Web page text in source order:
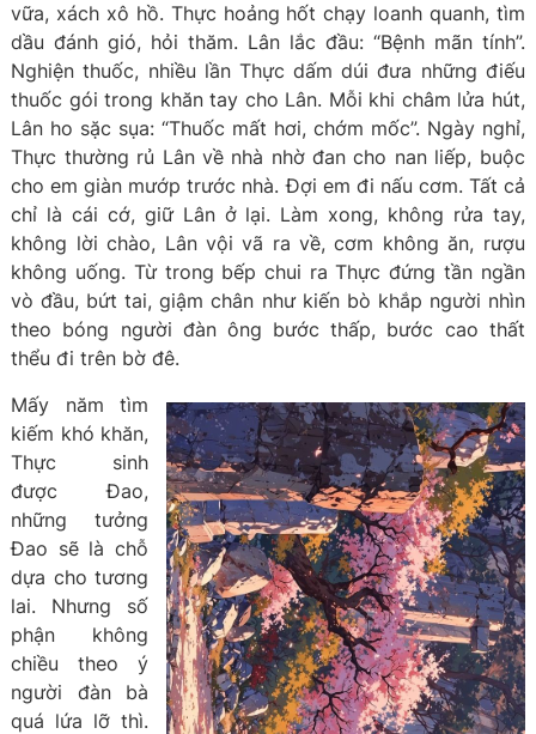
vữa, xách xô hồ. Thực hoảng hốt chạy loanh quanh, tìm
dầu đánh gió, hỏi thăm. Lân lắc đầu: “Bệnh mãn tính”.
Nghiện thuốc, nhiều lần Thực dấm dúi đưa những điếu
thuốc gói trong khăn tay cho Lân. Mỗi khi châm lửa hút,
Lân ho sặc sụa: “Thuốc mất hơi, chớm mốc”. Ngày nghỉ,
Thực thường rủ Lân về nhà nhờ đan cho nan liếp, buộc
cho em giàn mướp trước nhà. Đợi em đi nấu cơm. Tất cả
chỉ là cái cớ, giữ Lân ở lại. Làm xong, không rửa tay,
không lời chào, Lân vội vã ra về, cơm không ăn, rượu
không uống. Từ trong bếp chui ra Thực đứng tần ngần
vò đầu, bứt tai, giậm chân như kiến bò khắp người nhìn
theo bóng người đàn ông bước thấp, bước cao thất
thểu đi trên bờ đê.
Mấy năm tìm
kiếm khó khăn,
Thực sinh
được Đao,
những tưởng
Đao sẽ là chỗ
dựa cho tương
lai. Nhưng số
phận không
chiều theo ý
người đàn bà
quá lứa lỡ thì.